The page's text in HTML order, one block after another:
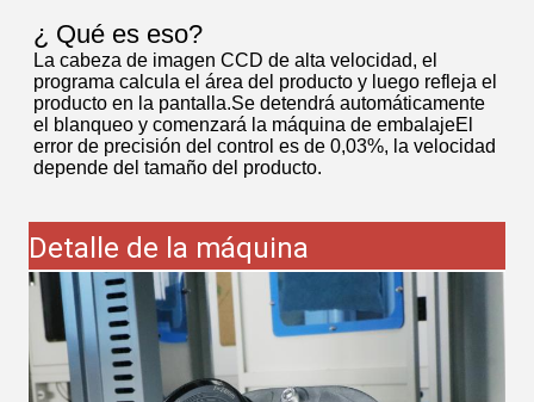
¿ Qué es eso?
La cabeza de imagen CCD de alta velocidad, el
programa calcula el área del producto y luego refleja el
producto en la pantalla.Se detendrá automáticamente
el blanqueo y comenzará la máquina de embalajeEl
error de precisión del control es de 0,03%, la velocidad
depende del tamaño del producto.
Detalle de la máquina